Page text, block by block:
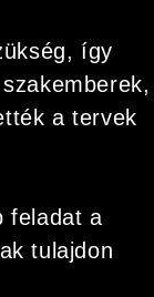
így
a tervek
feladat a
tulajdon